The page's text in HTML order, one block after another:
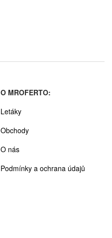
O MROFERTO:
Letáky
Obchody
O nás
Podmínky a ochrana údajů